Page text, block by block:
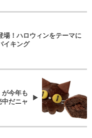
場！ハロウィンをテーマに
イキング
が今年も
中だニャ